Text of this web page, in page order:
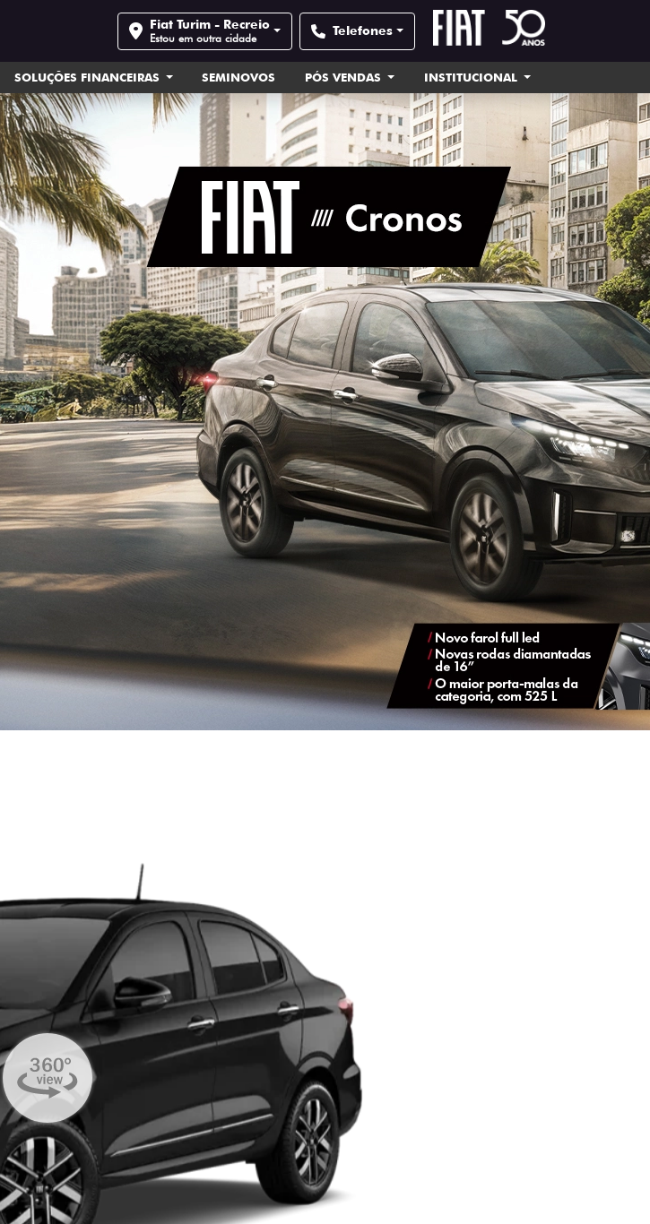
Fiat Turim - Recreio
Estou em outra cidade Telefones
SOLUÇÕES FINANCEIRAS SEMINOVOS PÓS VENDAS INSTITUCIONAL